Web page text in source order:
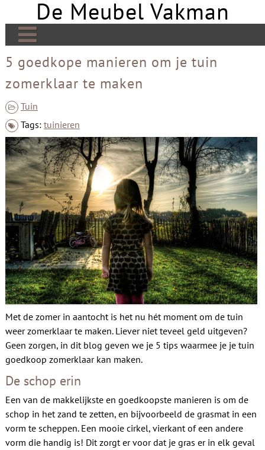
content
De Meubel Vakman
De Meubel Vakman | Meer over design
Banken
Bedden
Tafels
Tv meubels
Kasten
Open haard
Stoelen
Links
Contact
5 goedkope manieren om je tuin
zomerklaar te maken
Tuin
Tags: tuinieren
Met de zomer in aantocht is het nu hét moment om de tuin
weer zomerklaar te maken. Liever niet teveel geld uitgeven?
Geen zorgen, in dit blog geven we je 5 tips waarmee je je tuin
goedkoop zomerklaar kan maken.
De schop erin
Een van de makkelijkste en goedkoopste manieren is om de
schop in het zand te zetten, en bijvoorbeeld de grasmat in een
vorm te scheppen. Een mooie cirkel, vierkant of een andere
vorm die handig is! Dit zorgt er voor dat je gras er in elk geval